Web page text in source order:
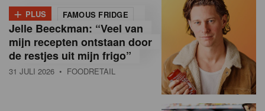
n
B
e
+ PLUS FAMOUS FRIDGE
Jelle Beeckman: “Veel van
mijn recepten ontstaan door
de restjes uit mijn frigo”
31 JULI 2026 • FOODRETAIL